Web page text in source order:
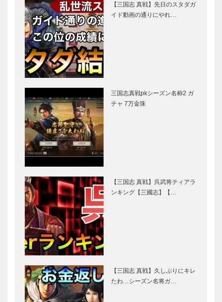
【三国志 真戦】先日のスタダガ
イド動画の通りにやれ…
三国志真戦pkシーズン名称2 ガ
チャ 7万金珠
【三国志 真戦】呉武将ティアラ
ンキング【三國志】【…
【三国志 真戦】久しぶりにキレ
たわ…シーズン名将ガ…